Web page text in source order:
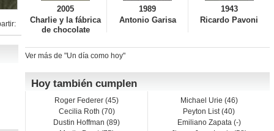
2005
Charlie y la fábrica
de chocolate
1989
Antonio Garisa
1943
Ricardo Pavoni
Ver más de "Un día como hoy"
Hoy también cumplen
Roger Federer (45)
Cecilia Roth (70)
Dustin Hoffman (89)
Michael Urie (46)
Peyton List (40)
Emiliano Zapata (-)